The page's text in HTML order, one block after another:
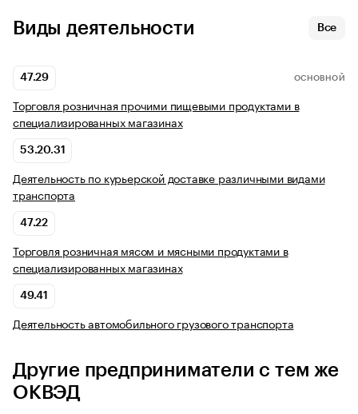
Виды деятельности Все
47.29 ОСНОВНОЙ
Торговля розничная прочими пищевыми продуктами в
специализированных магазинах
53.20.31
Деятельность по курьерской доставке различными видами
транспорта
47.22
Торговля розничная мясом и мясными продуктами в
специализированных магазинах
49.41
Деятельность автомобильного грузового транспорта
Другие предприниматели с тем же
ОКВЭД